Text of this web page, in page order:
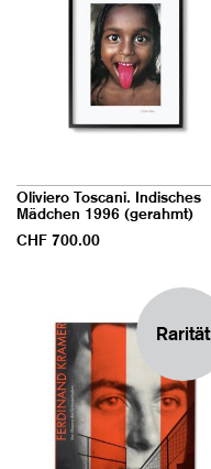
Oliviero Toscani. Indisches
Mädchen 1996 (gerahmt)
CHF 700.00
Rarität